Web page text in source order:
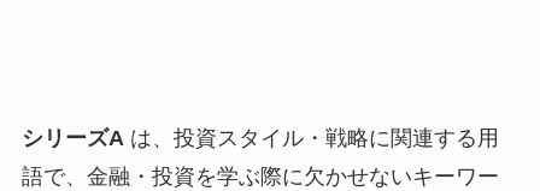
シリーズAは、投資スタイル・戦略に関連する用
語で、金融・投資を学ぶ際に欠かせないキーワー